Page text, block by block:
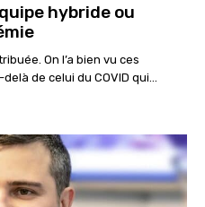
hybride ou
On l’a bien vu ces
de celui du COVID qui...